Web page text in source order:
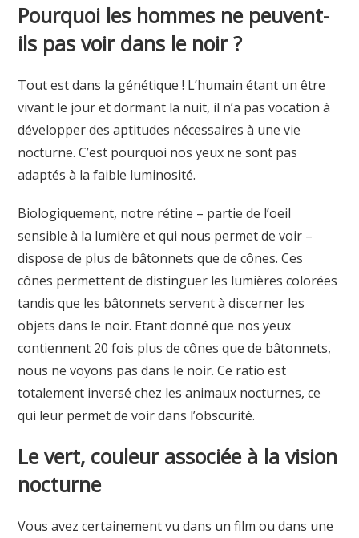
Pourquoi les hommes ne peuvent-
ils pas voir dans le noir ?
Tout est dans la génétique ! L’humain étant un être
vivant le jour et dormant la nuit, il n’a pas vocation à
développer des aptitudes nécessaires à une vie
nocturne. C’est pourquoi nos yeux ne sont pas
adaptés à la faible luminosité.
Biologiquement, notre rétine – partie de l’oeil
sensible à la lumière et qui nous permet de voir –
dispose de plus de bâtonnets que de cônes. Ces
cônes permettent de distinguer les lumières colorées
tandis que les bâtonnets servent à discerner les
objets dans le noir. Etant donné que nos yeux
contiennent 20 fois plus de cônes que de bâtonnets,
nous ne voyons pas dans le noir. Ce ratio est
totalement inversé chez les animaux nocturnes, ce
qui leur permet de voir dans l’obscurité.
Le vert, couleur associée à la vision
nocturne
Vous avez certainement vu dans un film ou dans une